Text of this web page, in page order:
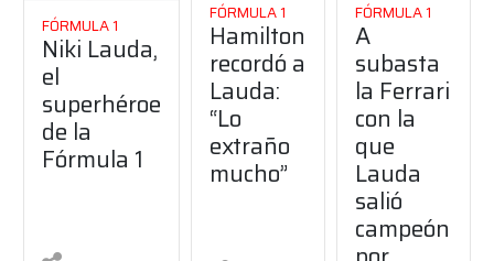
FÓRMULA 1
Niki Lauda,
el
superhéroe
de la
Fórmula 1
FÓRMULA 1
Hamilton
recordó a
Lauda:
“Lo
extraño
mucho”
FÓRMULA 1
A
subasta
la Ferrari
con la
que
Lauda
salió
campeón